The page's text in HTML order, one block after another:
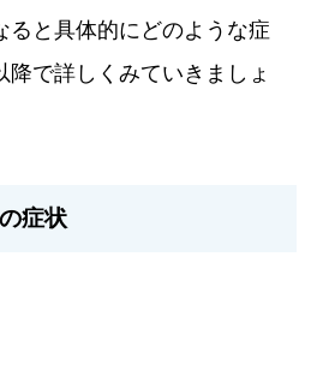
ると具体的にどのような症
降で詳しくみていきましょ
症状